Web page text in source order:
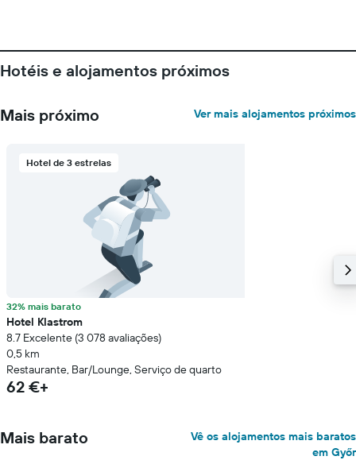
Hotéis e alojamentos próximos
Mais próximo Ver mais alojamentos próximos
Hotel de 3 estrelas
32% mais barato
Hotel Klastrom
8.7 Excelente (3 078 avaliações)
0,5 km
Restaurante, Bar/Lounge, Serviço de quarto
62 €+
Mais barato
Vê os alojamentos mais baratos
em Győr